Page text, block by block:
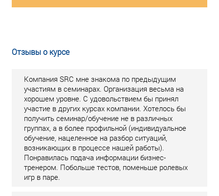
Отзывы о курсе
Компания SRC мне знакома по предыдущим
участиям в семинарах. Организация весьма на
хорошем уровне. С удовольствием бы принял
участие в других курсах компании. Хотелось бы
получить семинар/обучение не в различных
группах, а в более профильной (индивидуальное
обучение, нацеленное на разбор ситуаций,
возникающих в процессе нашей работы).
Понравилась подача информации бизнес-
тренером. Побольше тестов, поменьше ролевых
игр в паре.